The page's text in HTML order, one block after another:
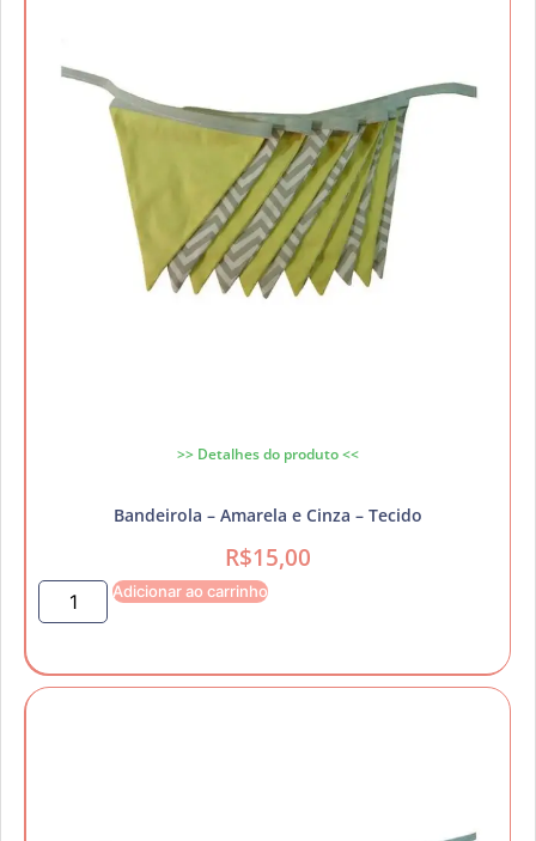
>> Detalhes do produto <<
Bandeirola – Amarela e Cinza – Tecido
R$15,00
Adicionar ao carrinho